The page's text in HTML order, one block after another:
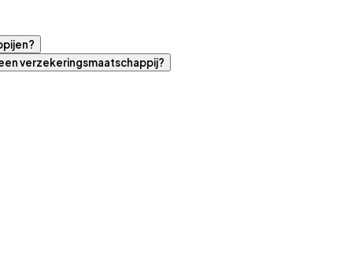
verzekeringsmaatschappij?